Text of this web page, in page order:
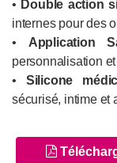
• Double action
internes pour des
• Application
personnalisation
• Silicone
sécurisé, intime et